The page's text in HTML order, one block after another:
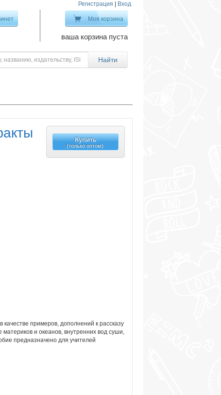
Регистрация Вход
Моя корзина
ваша корзина пуста
Купить
(только оптом)
примеров, дополнений к рассказу
и океанов, внутренних вод суши,
предназначено для учителей